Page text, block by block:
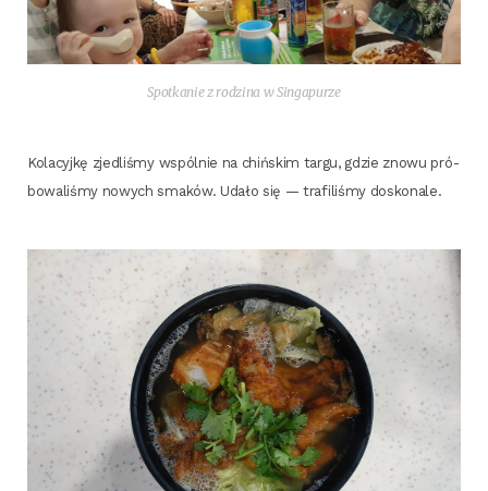
Spo­tka­nie z rodzi­na w Singapurze
Kola­cyj­kę zje­dli­śmy wspól­nie na chiń­skim tar­gu, gdzie zno­wu pró­
bo­wa­li­śmy nowych sma­ków. Uda­ło się — tra­fi­li­śmy doskonale.